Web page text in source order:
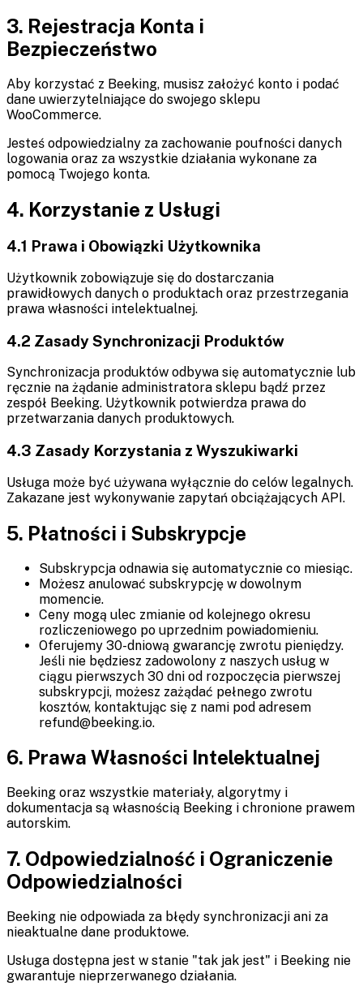
3. Rejestracja Konta i
Bezpieczeństwo
Aby korzystać z Beeking, musisz założyć konto i podać
dane uwierzytelniające do swojego sklepu
WooCommerce.
Jesteś odpowiedzialny za zachowanie poufności danych
logowania oraz za wszystkie działania wykonane za
pomocą Twojego konta.
4. Korzystanie z Usługi
4.1 Prawa i Obowiązki Użytkownika
Użytkownik zobowiązuje się do dostarczania
prawidłowych danych o produktach oraz przestrzegania
prawa własności intelektualnej.
4.2 Zasady Synchronizacji Produktów
Synchronizacja produktów odbywa się automatycznie lub
ręcznie na żądanie administratora sklepu bądź przez
zespół Beeking. Użytkownik potwierdza prawa do
przetwarzania danych produktowych.
4.3 Zasady Korzystania z Wyszukiwarki
Usługa może być używana wyłącznie do celów legalnych.
Zakazane jest wykonywanie zapytań obciążających API.
5. Płatności i Subskrypcje
Subskrypcja odnawia się automatycznie co miesiąc.
Możesz anulować subskrypcję w dowolnym
momencie.
Ceny mogą ulec zmianie od kolejnego okresu
rozliczeniowego po uprzednim powiadomieniu.
Oferujemy 30-dniową gwarancję zwrotu pieniędzy.
Jeśli nie będziesz zadowolony z naszych usług w
ciągu pierwszych 30 dni od rozpoczęcia pierwszej
subskrypcji, możesz zażądać pełnego zwrotu
kosztów, kontaktując się z nami pod adresem
refund@beeking.io.
6. Prawa Własności Intelektualnej
Beeking oraz wszystkie materiały, algorytmy i
dokumentacja są własnością Beeking i chronione prawem
autorskim.
7. Odpowiedzialność i Ograniczenie
Odpowiedzialności
Beeking nie odpowiada za błędy synchronizacji ani za
nieaktualne dane produktowe.
Usługa dostępna jest w stanie "tak jak jest" i Beeking nie
gwarantuje nieprzerwanego działania.